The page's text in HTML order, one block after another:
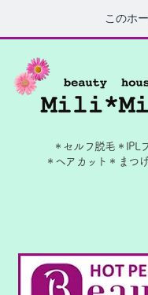
このホ
＊セルフ脱毛＊IPL
＊ヘアカット＊まつ